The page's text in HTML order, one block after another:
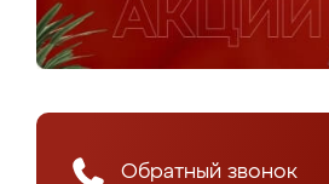
Обратный звонок